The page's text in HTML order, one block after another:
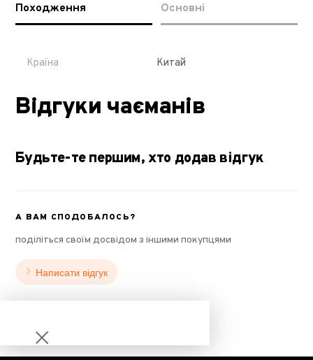
Походження Основні
Країна Китай
Відгуки чаєманів
Будьте-те першим, хто додав відгук
А ВАМ СПОДОБАЛОСЬ?
поділіться своїм досвідом з іншими покупцями
Написати відгук